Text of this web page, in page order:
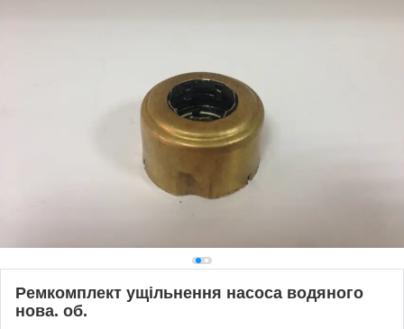
Ремкомплект ущільнення насоса водяного
нова. об.